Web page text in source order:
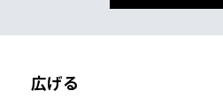
広げる